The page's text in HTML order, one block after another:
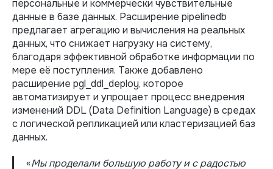
персональные и коммерчески чувствительные
данные в базе данных. Расширение pipelinedb
предлагает агрегацию и вычисления на реальных
данных, что снижает нагрузку на систему,
благодаря эффективной обработке информации по
мере её поступления. Также добавлено
расширение pgl_ddl_deploy, которое
автоматизирует и упрощает процесс внедрения
изменений DDL (Data Definition Language) в средах
с логической репликацией или кластеризацией баз
данных.
«Мы проделали большую работу и с радостью